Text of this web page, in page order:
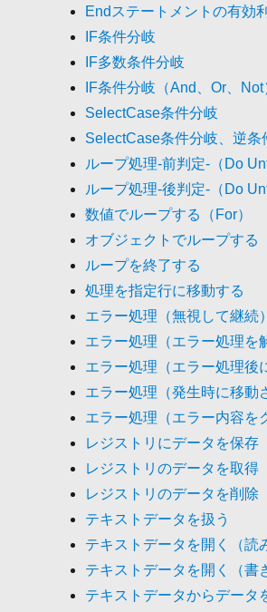
Endステートメントの有効
IF条件分岐
IF多数条件分岐
IF条件分岐（And、Or、Not
SelectCase条件分岐
SelectCase条件分岐、逆条
ループ処理-前判定-（Do
ループ処理-後判定-（Do
数値でループする（For）
オブジェクトでループする
ループを終了する
処理を指定行に移動する
エラー処理（無視して継続）
エラー処理（エラー処理を
エラー処理（エラー処理後
エラー処理（発生時に移動
エラー処理（エラー内容を
レジストリにデータを保存
レジストリのデータを取得
レジストリのデータを削除
テキストデータを扱う
テキストデータを開く（読
テキストデータを開く（書
テキストデータからデータ